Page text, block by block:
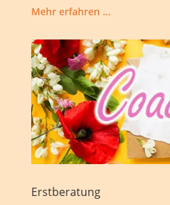
Mehr erfahren …
Erstberatung